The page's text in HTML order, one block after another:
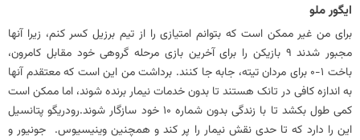
ایگور ملو
برای من غیر ممکن است که بتوانم امتیازی را از تیم برزیل کسر کنم، زیرا آنها
مجبور شدند 9 بازیکن را برای آخرین بازی مرحله گروهی خود مقابل کامرون،
باخت 1-0 برای مردان تیته، جابه جا کنند. برداشت من این است که معتقدم آنها
به اندازه کافی در تانک هستند تا بدون خدمات نیمار برنده شوند، اما ممکن است
کمی طول بکشد تا با زندگی بدون شماره 10 خود سازگار شوند.رودریگو پتانسیل
این را دارد که تا حدی نقش نیمار را پر کند و همچنین وینیسیوس. جونیور و